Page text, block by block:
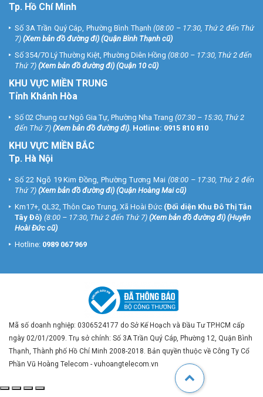
Tp. Hồ Chí Minh
Số 3A Trần Quý Cáp, Phường Bình Thạnh (08:00 – 17:30, Thứ 2 đến Thứ
7) (Xem bản đồ đường đi) (Quận Bình Thạnh cũ)
Số 354/70 Lý Thường Kiệt, Phường Diên Hồng (08:00 – 17:30, Thứ 2 đến
Thứ 7) (Xem bản đồ đường đi) (Quận 10 cũ)
KHU VỰC MIỀN TRUNG
Tỉnh Khánh Hòa
Số 02 Chung cư Ngô Gia Tự, Phường Nha Trang (07:30 – 15:30, Thứ 2
đến Thứ 7) (Xem bản đồ đường đi). Hotline: 0915 810 810
KHU VỰC MIỀN BẮC
Tp. Hà Nội
Số 22 Ngõ 19 Kim Đồng, Phường Tương Mai (08:00 – 17:30, Thứ 2 đến
Thứ 7) (Xem bản đồ đường đi) (Quận Hoàng Mai cũ)
Km17+, QL32, Thôn Cao Trung, Xã Hoài Đức (Đối diện Khu Đô Thị Tân
Tây Đô) (8:00 – 17:30, Thứ 2 đến Thứ 7) (Xem bản đồ đường đi) (Huyện
Hoài Đức cũ)
Hotline: 0989 067 969
Mã số doanh nghiệp: 0306524177 do Sở Kế Hoạch và Đầu Tư TP.HCM cấp
ngày 02/01/2009. Trụ sở chính: Số 3A Trần Quý Cáp, Phường 12, Quận Bình
Thạnh, Thành phố Hồ Chí Minh 2008-2018. Bản quyền thuộc về Công Ty Cổ
Phần Vũ Hoàng Telecom - vuhoangtelecom.vn